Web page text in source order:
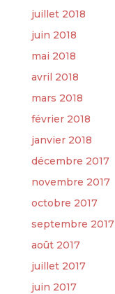
juillet 2018
juin 2018
mai 2018
avril 2018
mars 2018
février 2018
janvier 2018
décembre 2017
novembre 2017
octobre 2017
septembre 2017
août 2017
juillet 2017
juin 2017